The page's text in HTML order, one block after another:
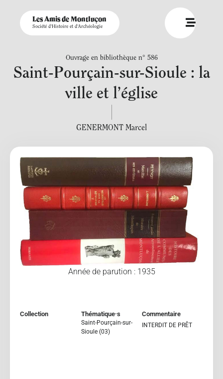
Les Amis de Montluçon
Société d'Histoire et d'Archéologie
Ouvrage en bibliothèque n° 586
Saint-Pourçain-sur-Sioule : la
ville et l’église
GENERMONT Marcel
Année de parution : 1935
Collection Thématique·s
Saint-Pourçain-sur-
Sioule (03)
Commentaire
INTERDIT DE PRÊT